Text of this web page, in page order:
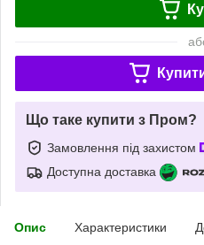
Що таке купити з Пром?
Замовлення під захистом
Доступна доставка
Опис Характеристики